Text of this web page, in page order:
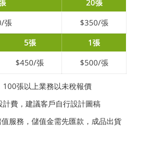
20張
張
$350/張
5張
1張
$450/張 $500/張
100張以上業務以未稅報價
計費，建議客戶自行設計圖稿
服務，儲值金需先匯款，成品出貨